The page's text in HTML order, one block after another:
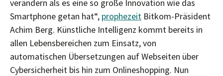
verändern als es eine so große Innovation wie das
Smartphone getan hat“, prophezeit Bitkom-Präsident
Achim Berg. Künstliche Intelligenz kommt bereits in
allen Lebensbereichen zum Einsatz, von
automatischen Übersetzungen auf Webseiten über
Cybersicherheit bis hin zum Onlineshopping. Nun